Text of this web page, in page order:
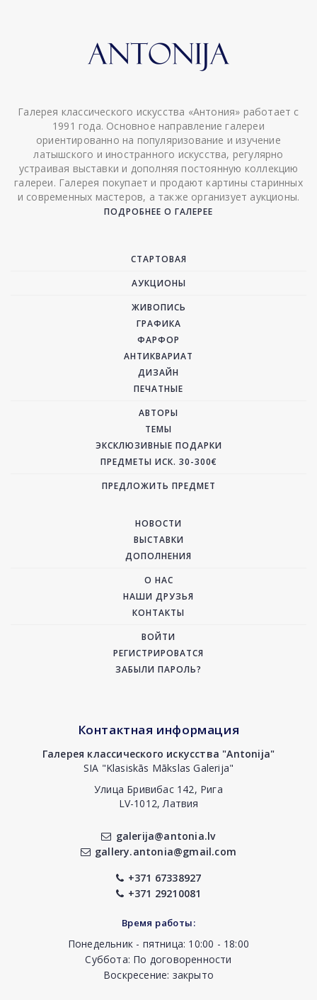
Галерея классического искусства «Антония» работает с
1991 года. Основное направление галереи
ориентированно на популяризование и изучение
латышского и иностранного искусства, регулярно
устраивая выставки и дополняя постоянную коллекцию
галереи. Галерея покупает и продают картины старинных
и современных мастеров, а также организует аукционы.
ПОДРОБНЕЕ О ГАЛЕРЕЕ
СТАРТОВАЯ
АУКЦИОНЫ
ЖИВОПИСЬ
ГРАФИКА
ФАРФОР
АНТИКВАРИАТ
ДИЗАЙН
ПЕЧАТНЫЕ
АВТОРЫ
ТЕМЫ
ЭКСКЛЮЗИВНЫЕ ПОДАРКИ
ПРЕДМЕТЫ ИСК. 30-300€
ПРЕДЛОЖИТЬ ПРЕДМЕТ
НОВОСТИ
ВЫСТАВКИ
ДОПОЛНЕНИЯ
О НАС
НАШИ ДРУЗЬЯ
КОНТАКТЫ
ВОЙТИ
РЕГИСТРИРОВАТСЯ
ЗАБЫЛИ ПАРОЛЬ?
Контактная информация
Галерея классического искусства "Antonija"
SIA "Klasiskās Mākslas Galerija"
Улица Бривибас 142, Рига
LV-1012, Латвия
galerija@antonia.lv
gallery.antonia@gmail.com
+371 67338927
+371 29210081
Время работы:
Понедельник - пятница: 10:00 - 18:00
Суббота: По договоренности
Воскресение: закрыто